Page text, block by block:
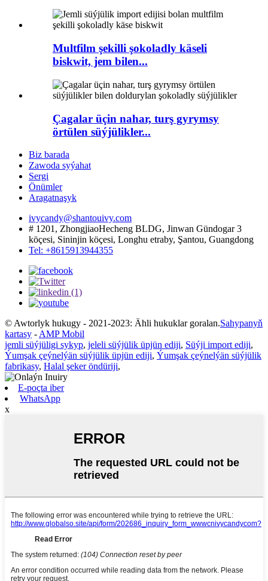
Multfilm şekilli şokoladly käseli
biskwit, jem bilen...
Çagalar üçin nahar, turş gyrymsy
örtülen süýjülikler...
Biz barada
Zawoda syýahat
Sergi
Önümler
Aragatnaşyk
ivycandy@shantouivy.com
# 1201, ZhongjiaoHecheng BLDG, Jinwan Gündogar 3
köçesi, Sininjin köçesi, Longhu etraby, Şantou, Guangdong
Tel: +8615913944355
© Awtorlyk hukugy - 2021-2023: Ähli hukuklar goralan.Sahypanyň
kartasy - AMP Mobil
jemli süýjüligi sykyp, jeleli süýjülik üpjün ediji, Süýji import ediji,
Ýumşak çeýnelýän süýjülik üpjün ediji, Ýumşak çeýnelýän süýjülik
fabrikasy, Halal şeker öndüriji,
E-poçta iber
WhatsApp
x